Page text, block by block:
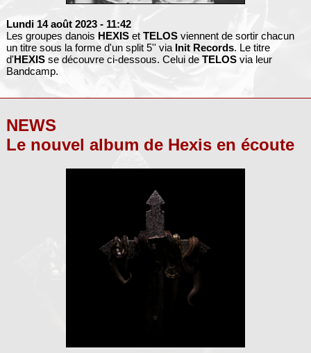
Lundi 14 août 2023 - 11:42
Les groupes danois HEXISet TELOSviennent de sortir chacun
un titre sous la forme d'un split 5'' via Init Records. Le titre
d'HEXISse découvre ci-dessous. Celui de TELOSvia leur
Bandcamp.
NEWS
Le nouvel album de Hexis en écoute